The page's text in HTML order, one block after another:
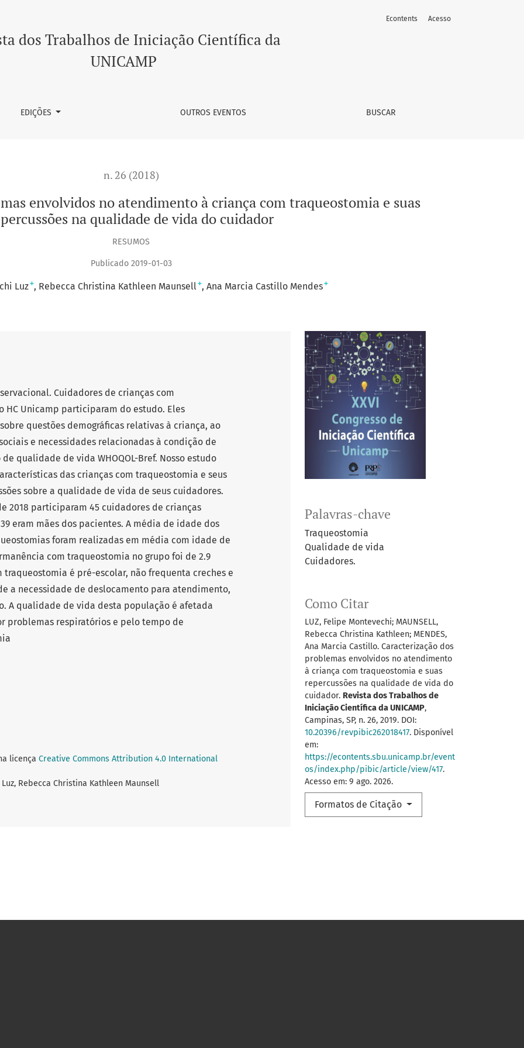
à criança com traqueostomia e suas repercussões na qualidade de vida do cuidador
dos Trabalhos de Iniciação Científica da
UNICAMP
EDIÇÕES OUTROS EVENTOS BUSCAR
Econtents Acesso
n. 26 (2018)
envolvidos no atendimento à criança com traqueostomia e suas
na qualidade de vida do cuidador
RESUMOS
Publicado 2019-01-03
Luz+ Rebecca Christina Kathleen Maunsell+ Ana Marcia Castillo Mendes+
Palavras-chave
Traqueostomia
Qualidade de vida
Cuidadores.
Como Citar
LUZ, Felipe Montevechi; MAUNSELL,
Rebecca Christina Kathleen; MENDES,
Ana Marcia Castillo. Caracterização dos
problemas envolvidos no atendimento
à criança com traqueostomia e suas
repercussões na qualidade de vida do
cuidador. Revista dos Trabalhos de
Iniciação Científica da UNICAMP,
Campinas, SP, n. 26, 2019. DOI:
10.20396/revpibic262018417. Disponível
em:
https://econtents.sbu.unicamp.br/event
os/index.php/pibic/article/view/417.
Acesso em: 9 ago. 2026.
Formatos de Citação
Cuidadores de crianças com
HC Unicamp participaram do estudo. Eles
questões demográficas relativas à criança, ao
e necessidades relacionadas à condição de
qualidade de vida WHOQOL-Bref. Nosso estudo
das crianças com traqueostomia e seus
sobre a qualidade de vida de seus cuidadores.
2018 participaram 45 cuidadores de crianças
eram mães dos pacientes. A média de idade dos
foram realizadas em média com idade de
com traqueostomia no grupo foi de 2.9
traqueostomia é pré-escolar, não frequenta creches e
a necessidade de deslocamento para atendimento,
A qualidade de vida desta população é afetada
problemas respiratórios e pelo tempo de
licença Creative Commons Attribution 4.0 International
Rebecca Christina Kathleen Maunsell